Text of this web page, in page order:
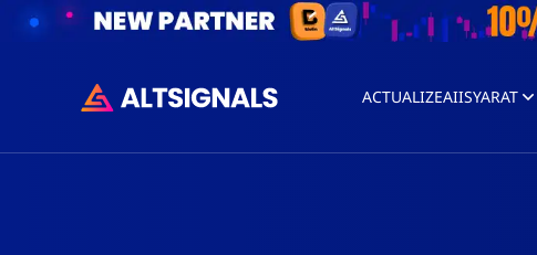
ACTUALIZEAIISYARAT